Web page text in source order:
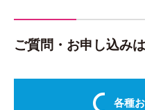
ご質問・お申し込み
各種